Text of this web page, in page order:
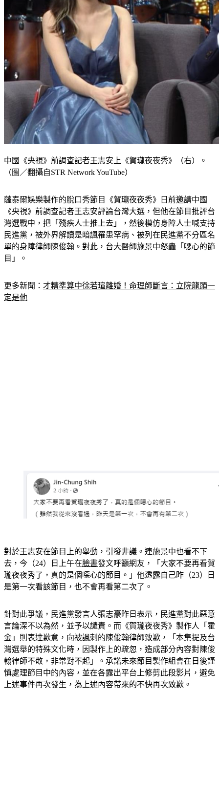
中國《央視》前調查記者王志安上《賀瓏夜夜秀》（右）。
薩泰爾娛樂製作的脫口秀節目《賀瓏夜夜秀》日前邀請中國
《央視》前調查記者王志安評論台灣大選，但他在節目批評台
灣選戰中，把「殘疾人士推上去」，然後模仿身障人士喊支持
民進黨，被外界解讀是暗諷罹患罕病、被列在民進黨不分區名
單的身障律師陳俊翰。對此，台大醫師施景中怒轟「噁心的節
更多新聞：
對於王志安在節目上的舉動，引發非議。連施景中也看不下
去，今（24）日上午在臉書發文呼籲網友，「大家不要再看賀
瓏夜夜秀了，真的是個噁心的節目。」他透露自己昨（23）日
針對此爭議，民進黨發言人張志豪昨日表示，民進黨對此惡意
言論深不以為然，並予以譴責。而《賀瓏夜夜秀》製作人「霍
金」則表達歉意，向被諷刺的陳俊翰律師致歉，「本集提及台
灣選舉的特殊文化時，因製作上的疏忽，造成部分內容對陳俊
翰律師不敬，非常對不起」。承諾未來節目製作組會在日後謹
慎處理節目中的內容，並在各露出平台上修剪此段影片，避免